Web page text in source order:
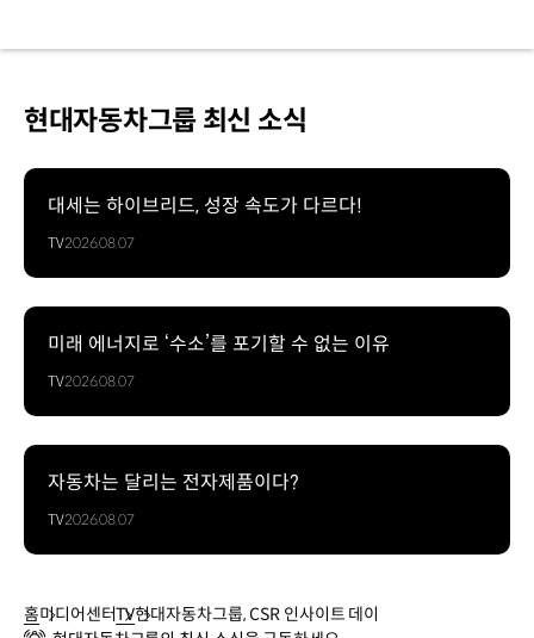
현대자동차그룹 최신 소식
대세는 하이브리드, 성장 속도가 다르다!
TV2026.08.07
미래 에너지로 ‘수소’를 포기할 수 없는 이유
TV2026.08.07
자동차는 달리는 전자제품이다?
TV2026.08.07
홈미디어센터TV현대자동차그룹, CSR 인사이트 데이